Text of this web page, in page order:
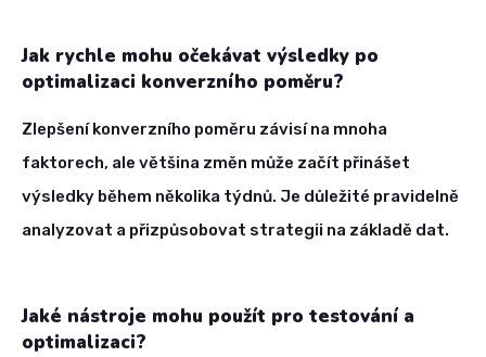
Jak rychle mohu očekávat výsledky po
optimalizaci konverzního poměru?
Zlepšení konverzního poměru závisí na mnoha
faktorech, ale většina změn může začít přinášet
výsledky během několika týdnů. Je důležité pravidelně
analyzovat a přizpůsobovat strategii na základě dat.
Jaké nástroje mohu použít pro testování a
optimalizaci?